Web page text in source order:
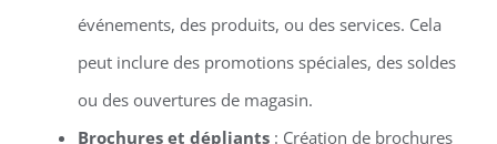
événements, des produits, ou des services. Cela
peut inclure des promotions spéciales, des soldes
ou des ouvertures de magasin.
Brochures et dépliants: Création de brochures